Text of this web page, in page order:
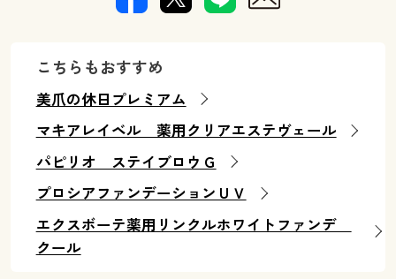
こちらもおすすめ
美爪の休日プレミアム
マキアレイベル 薬用クリアエステヴェール
パピリオ ステイブロウＧ
プロシアファンデーションＵＶ
エクスボーテ薬用リンクルホワイトファンデ
クール